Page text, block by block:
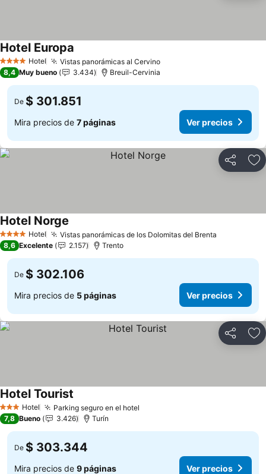
4 EstrellasHotel Vistas panorámicas al Cervino
Hotel Europa
8,4 Muy bueno 3.434 Breuil-Cervinia
De $ 301.851
Mira precios de 7 páginas Ver precios
Compartir
4 EstrellasHotel Vistas panorámicas de los Dolomitas del Brenta
Hotel Norge
8,6 Excelente 2.157 Trento
De $ 302.106
Mira precios de 5 páginas Ver precios
Compartir
3 Estrellas
Hotel Parking seguro en el hotel
Hotel Tourist
7,8 Bueno 3.426 Turín
De $ 303.344
Mira precios de 9 páginas Ver precios